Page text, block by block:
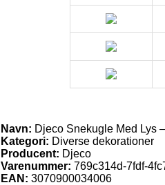
Navn: Djeco Snekugle Med Lys
Kategori: Diverse dekorationer
Producent: Djeco
Varenummer: 769c314d-7fdf-
EAN: 3070900034006